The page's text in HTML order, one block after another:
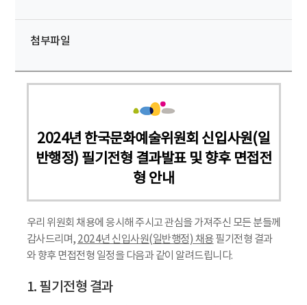
첨부파일
2024년 한국문화예술위원회 신입사원(일
반행정) 필기전형 결과발표 및 향후 면접전
형 안내
우리 위원회 채용에 응시해 주시고 관심을 가져주신 모든 분들께
감사드리며, 2024년 신입사원(일반행정) 채용필기전형 결과
와 향후 면접전형 일정을 다음과 같이 알려드립니다.
1. 필기전형 결과